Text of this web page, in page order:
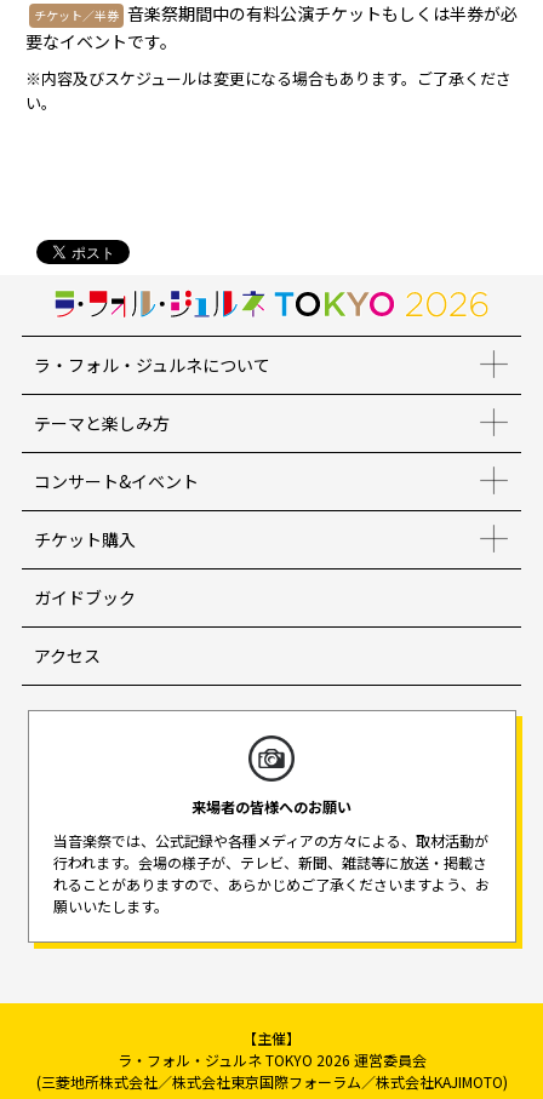
チケット／半券 音楽祭期間中の有料公演チケットもしくは半券が必
要なイベントです。
※内容及びスケジュールは変更になる場合もあります。ご了承くださ
い。
ラ・フォル・ジュルネについて
テーマと楽しみ方
コンサート&イベント
チケット購入
ガイドブック
アクセス
来場者の皆様へのお願い
当音楽祭では、公式記録や各種メディアの方々による、取材活動が
行われます。 会場の様子が、テレビ、新聞、雑誌等に放送・掲載さ
れることがありますので、 あらかじめご了承くださいますよう、お
願いいたします。
【主催】
ラ・フォル・ジュルネ TOKYO 2026 運営委員会
(三菱地所株式会社／株式会社東京国際フォーラム／株式会社KAJIMOTO)